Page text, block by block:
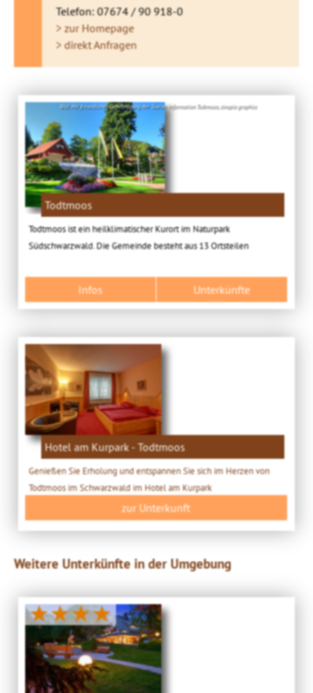
Telefon: 07674 / 90 918-0
> zur Homepage
> direkt Anfragen
Bild: Mit freundlicher Genehmigung der Tourist-Information Todtmoos, sinopia graphics
Todtmoos
Todtmoos ist ein heilklimatischer Kurort im Naturpark
Südschwarzwald. Die Gemeinde besteht aus 13 Ortsteilen
Infos Unterkünfte
Hotel am Kurpark - Todtmoos
Genießen Sie Erholung und entspannen Sie sich im Herzen von
Todtmoos im Schwarzwald im Hotel am Kurpark
zur Unterkunft
Weitere Unterkünfte in der Umgebung
★★★★